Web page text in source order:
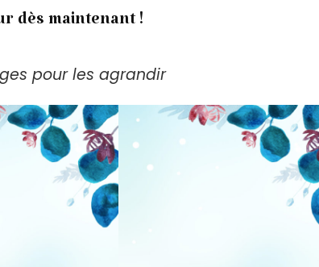
dès maintenant !
pour les agrandir